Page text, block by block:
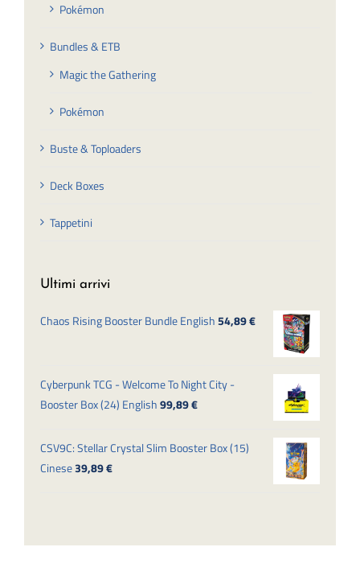
Pokémon
Bundles & ETB
Magic the Gathering
Pokémon
Buste & Toploaders
Deck Boxes
Tappetini
Ultimi arrivi
Chaos Rising Booster Bundle English54,89€
Cyberpunk TCG - Welcome To Night City -
Booster Box (24) English99,89€
CSV9C: Stellar Crystal Slim Booster Box (15)
Cinese39,89€